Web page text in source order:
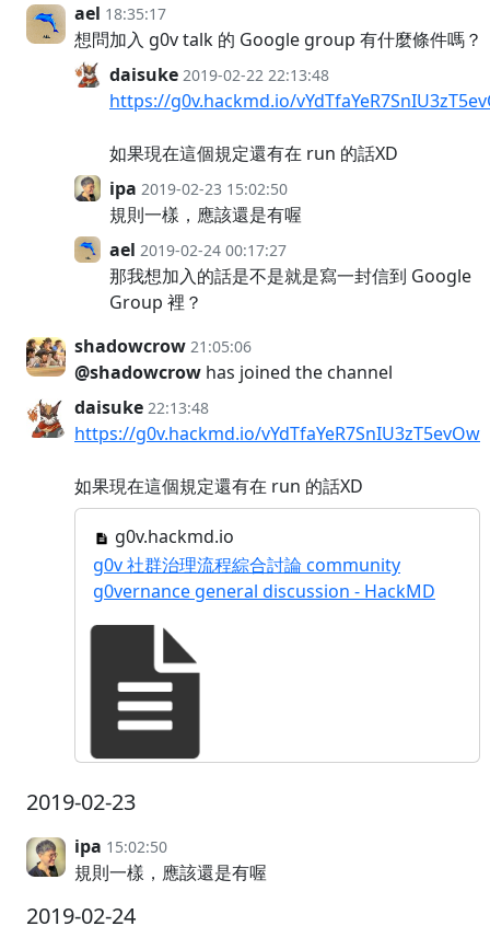
ael 18:35:17
想問加入 g0v talk 的 Google group 有什麼條件嗎？
daisuke 2019-02-22 22:13:48
https://g0v.hackmd.io/
如果現在這個規定還有在 run 的話XD
ipa 2019-02-23 15:02:50
規則一樣，應該還是有喔
ael 2019-02-24 00:17:27
那我想加入的話是不是就是寫一封信到 Google
Group 裡？
shadowcrow 21:05:06
@shadowcrow has joined the channel
daisuke 22:13:48
https://g0v.hackmd.io/vYdTfaYeR7SnIU3zT5evOw
如果現在這個規定還有在 run 的話XD
g0v.hackmd.io
g0v 社群治理流程綜合討論 community
g0vernance general discussion - HackMD
2019-02-23
ipa 15:02:50
規則一樣，應該還是有喔
2019-02-24